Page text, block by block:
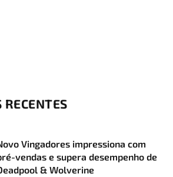
RECENTES
Vingadores impressiona com
vendas e supera desempenho de
& Wolverine